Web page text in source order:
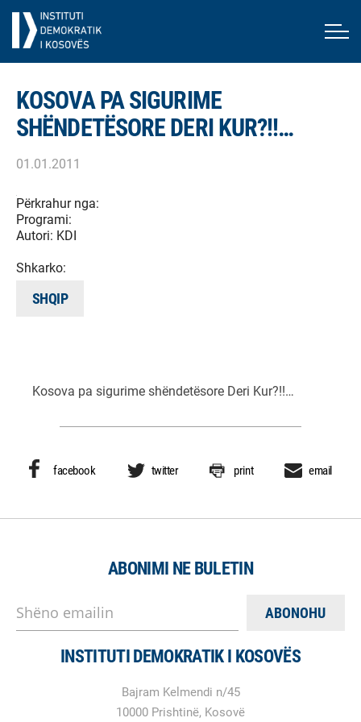
KOSOVA PA SIGURIME
SHËNDETËSORE DERI KUR?!!…
01.01.2011
Përkrahur nga:
Programi:
Autori: KDI
Shkarko:
SHQIP
Kosova pa sigurime shëndetësore Deri Kur?!!…
facebook twitter print email
ABONIMI NE BULETIN
Shëno emailin
INSTITUTI DEMOKRATIK I KOSOVËS
Bajram Kelmendi n/45
10000 Prishtinë, Kosovë